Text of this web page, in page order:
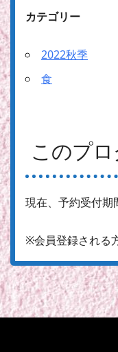
カテゴリー
2022秋季
食
このプ
現在、予約受付期
※会員登録される